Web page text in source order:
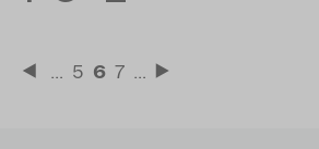
Seitennummerierung
… Seite
5 Aktuelle
6 Seite
7 …